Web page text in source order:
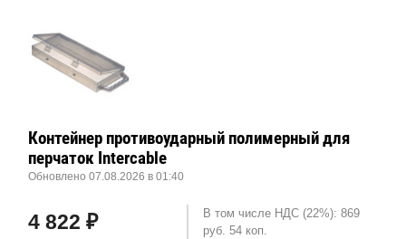
Контейнер противоударный полимерный для
перчаток Intercable
Обновлено 07.08.2026 в 01:40
4 822 ₽
В том числе НДС (22%): 869
руб. 54 коп.